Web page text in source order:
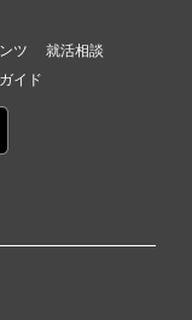
ツ
就活相談
イド